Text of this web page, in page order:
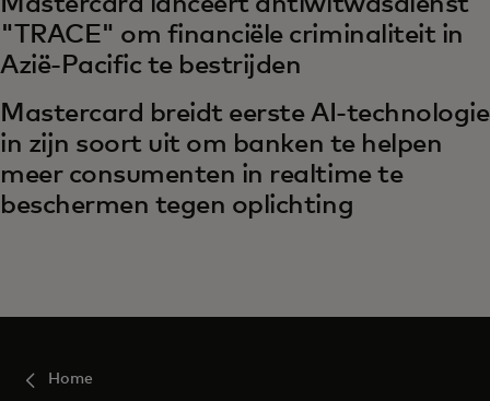
"TRACE" om financiële criminaliteit in
Azië-Pacific te bestrijden
Mastercard breidt eerste AI-technologie
in zijn soort uit om banken te helpen
meer consumenten in realtime te
beschermen tegen oplichting
Home